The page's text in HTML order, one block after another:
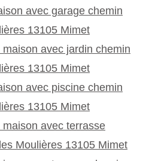
avec garage chemin
13105 Mimet
maison avec jardin chemin
13105 Mimet
avec piscine chemin
13105 Mimet
maison avec terrasse
Moulières 13105 Mimet